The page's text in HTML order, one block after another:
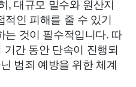
, 대규모 밀수와 원산지
적인 피해를 줄 수 있기
는 것이 필수적입니다. 따
간 동안 단속이 진행되
범죄 예방을 위한 체계